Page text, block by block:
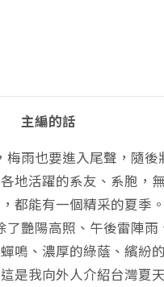
主編的話
雨也要進入尾聲，隨後
地活躍的系友、系胞，
都能有一個精采的夏季
了艷陽高照、午後雷陣雨
鳴、濃厚的綠蔭、繽紛
是我向外人介紹台灣夏